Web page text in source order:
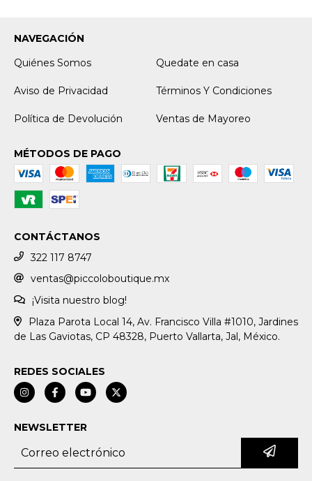
NAVEGACIÓN
Quiénes Somos
Quedate en casa
Aviso de Privacidad Términos Y Condiciones
Política de Devolución Ventas de Mayoreo
MÉTODOS DE PAGO
CONTÁCTANOS
322 117 8747
ventas@piccoloboutique.mx
¡Visita nuestro blog!
Plaza Parota Local 14, Av. Francisco Villa #1010, Jardines
de Las Gaviotas, CP 48328, Puerto Vallarta, Jal, México.
REDES SOCIALES
NEWSLETTER